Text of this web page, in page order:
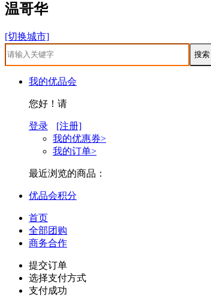
温哥华
[切换城市]
我的优品会
您好！请
登录
[注册]
我的优惠券>
我的订单>
最近浏览的商品：
优品会积分
首页
全部团购
商务合作
提交订单
选择支付方式
支付成功